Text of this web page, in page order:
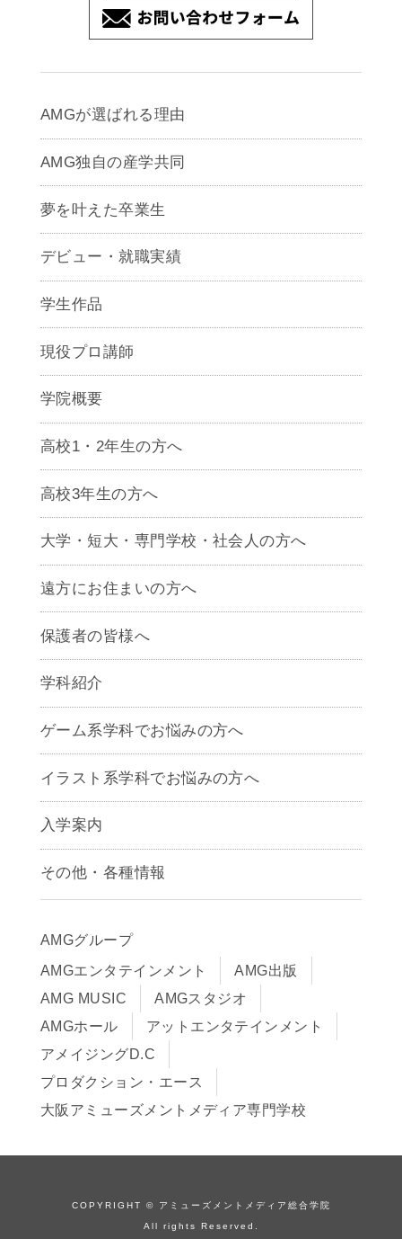
AMGが選ばれる理由
AMG独自の産学共同
夢を叶えた卒業生
デビュー・就職実績
学生作品
現役プロ講師
学院概要
高校1・2年生の方へ
高校3年生の方へ
大学・短大・専門学校・社会人の方へ
遠方にお住まいの方へ
保護者の皆様へ
学科紹介
ゲームクリエイター学科
CG学科
アニメーション学科
声優学科
ゲーム系学科でお悩みの方へ
イラスト系学科でお悩みの方へ
入学案内
募集要項
早期出願制度・AOエントリー
入学までの流れ
学費サポート・各種制度
学費について
Q&A
その他・各種情報
アクセス
サイトポリシー
在校生・保護者の方へ
卒業生の皆様へ
AMGグループ
AMGエンタテインメント
AMG出版
AMG MUSIC
AMGスタジオ
AMGホール
アットエンタテインメント
アメイジングD.C
プロダクション・エース
大阪アミューズメントメディア専門学校
COPYRIGHT © アミューズメントメディア総合学院
All rights Reserved.